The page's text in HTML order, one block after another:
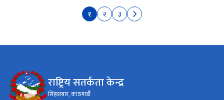
१ २ ३
राष्ट्रिय सतर्कता केन्द्र
सिंहदरबार, काठमाडौं